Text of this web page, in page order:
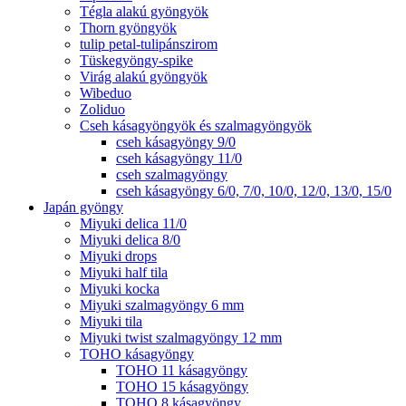
Tégla alakú gyöngyök
Thorn gyöngyök
tulip petal-tulipánszirom
Tüskegyöngy-spike
Virág alakú gyöngyök
Wibeduo
Zoliduo
Cseh kásagyöngyök és szalmagyöngyök
cseh kásagyöngy 9/0
cseh kásagyöngy 11/0
cseh szalmagyöngy
cseh kásagyöngy 6/0, 7/0, 10/0, 12/0, 13/0, 15/0
Japán gyöngy
Miyuki delica 11/0
Miyuki delica 8/0
Miyuki drops
Miyuki half tila
Miyuki kocka
Miyuki szalmagyöngy 6 mm
Miyuki tila
Miyuki twist szalmagyöngy 12 mm
TOHO kásagyöngy
TOHO 11 kásagyöngy
TOHO 15 kásagyöngy